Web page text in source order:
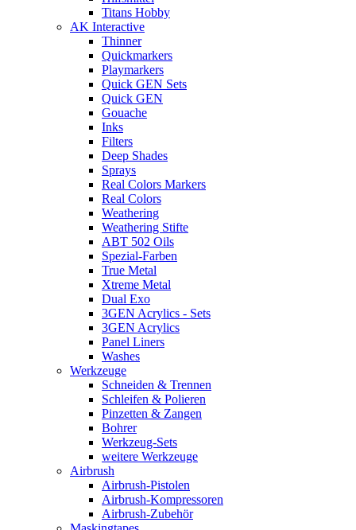
Titans Hobby
AK Interactive
Thinner
Quickmarkers
Playmarkers
Quick GEN Sets
Quick GEN
Gouache
Inks
Filters
Deep Shades
Sprays
Real Colors Markers
Real Colors
Weathering
Weathering Stifte
ABT 502 Oils
Spezial-Farben
True Metal
Xtreme Metal
Dual Exo
3GEN Acrylics - Sets
3GEN Acrylics
Panel Liners
Washes
Werkzeuge
Schneiden & Trennen
Schleifen & Polieren
Pinzetten & Zangen
Bohrer
Werkzeug-Sets
weitere Werkzeuge
Airbrush
Airbrush-Pistolen
Airbrush-Kompressoren
Airbrush-Zubehör